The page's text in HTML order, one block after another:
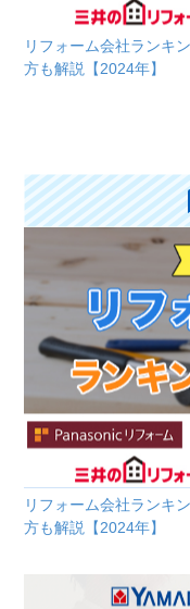
リフォーム会社ランキ
方も解説【2024年】
リフォーム会社ランキ
方も解説【2024年】